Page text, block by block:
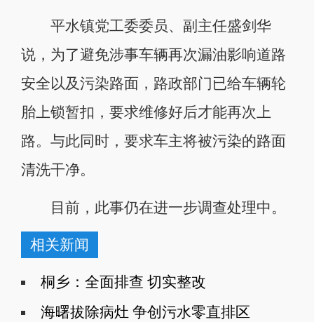
平水镇党工委委员、副主任盛剑华
说，为了避免涉事车辆再次漏油影响道路
安全以及污染路面，路政部门已给车辆轮
胎上锁暂扣，要求维修好后才能再次上
路。与此同时，要求车主将被污染的路面
清洗干净。
目前，此事仍在进一步调查处理中。
相关新闻
桐乡：全面排查 切实整改
海曙拔除病灶 争创污水零直排区